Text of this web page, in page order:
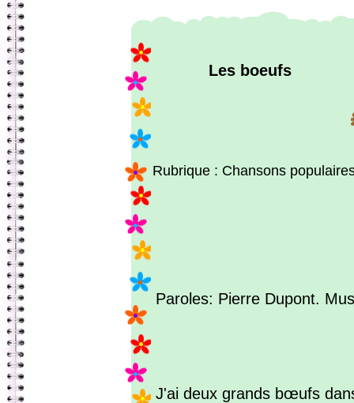
Les boeufs
Rubrique : Chansons
Paroles: Pierre Dupont.
J'ai deux grands bœufs